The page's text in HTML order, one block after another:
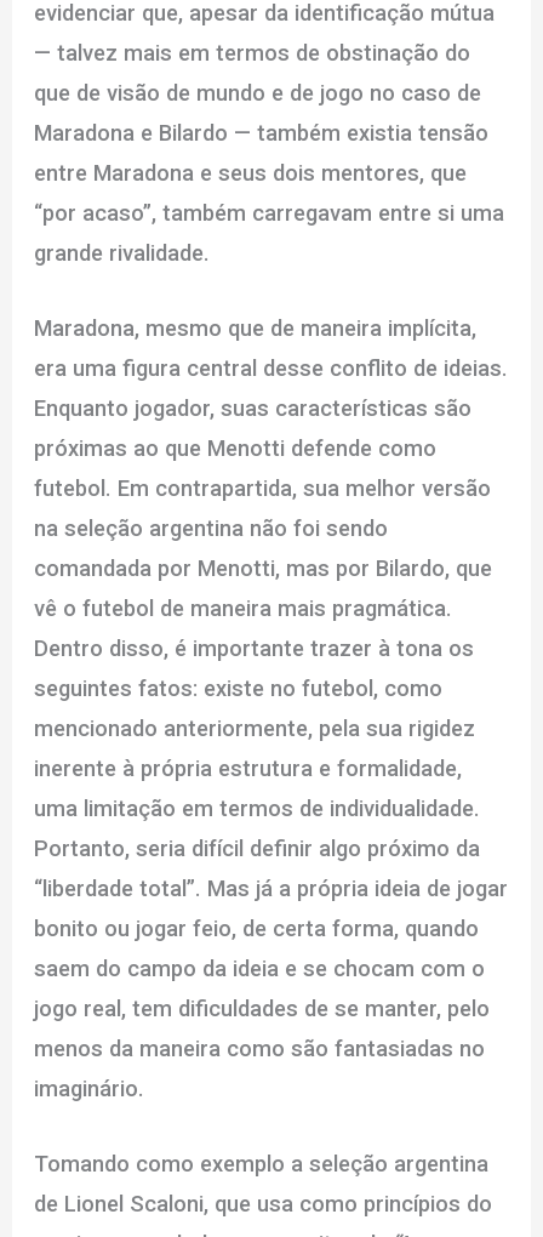
evidenciar que, apesar da identificação mútua
— talvez mais em termos de obstinação do
que de visão de mundo e de jogo no caso de
Maradona e Bilardo — também existia tensão
entre Maradona e seus dois mentores, que
“por acaso”, também carregavam entre si uma
grande rivalidade.
Maradona, mesmo que de maneira implícita,
era uma figura central desse conflito de ideias.
Enquanto jogador, suas características são
próximas ao que Menotti defende como
futebol. Em contrapartida, sua melhor versão
na seleção argentina não foi sendo
comandada por Menotti, mas por Bilardo, que
vê o futebol de maneira mais pragmática.
Dentro disso, é importante trazer à tona os
seguintes fatos: existe no futebol, como
mencionado anteriormente, pela sua rigidez
inerente à própria estrutura e formalidade,
uma limitação em termos de individualidade.
Portanto, seria difícil definir algo próximo da
“liberdade total”. Mas já a própria ideia de jogar
bonito ou jogar feio, de certa forma, quando
saem do campo da ideia e se chocam com o
jogo real, tem dificuldades de se manter, pelo
menos da maneira como são fantasiadas no
imaginário.
Tomando como exemplo a seleção argentina
de Lionel Scaloni, que usa como princípios do